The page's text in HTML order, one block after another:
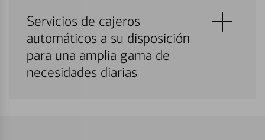
Servicios de cajeros
automáticos a su disposición
para una amplia gama de
necesidades diarias